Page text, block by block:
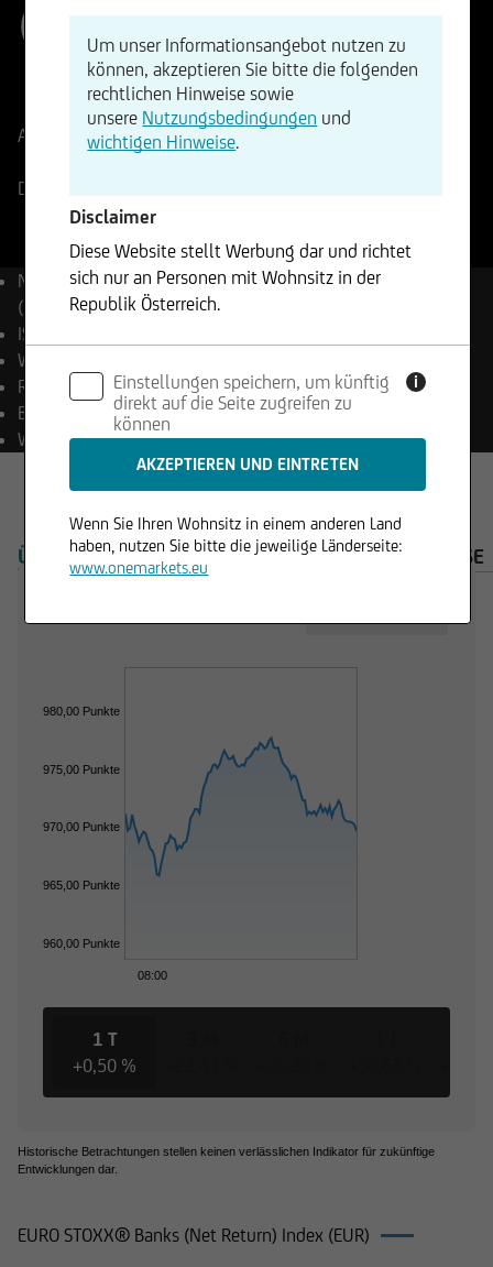
(EUR)
EU0009658434
WKN
965843
Aktueller Stand971,64Punkte
Änderung
Deutsche Börse
Name
EURO STOXX® Banks
(Net Return) Index (EUR)
ISIN
WKN
Reuters
.SX7T
Bloomberg
SX7T Index
Währung EUR
ÜBERSICHT PRODUKTE WICHTIGE HINWEISE
08:00
960,00 Punkte
965,00 Punkte
970,00 Punkte
975,00 Punkte
980,00 Punkte
1 T
+0,50 %
Historische Betrachtungen stellen keinen verlässlichen Indikator für zukünftige
Entwicklungen dar.
EURO STOXX® Banks (Net Return) Index (EUR)
Um unser Informationsangebot nutzen zu
können, akzeptieren Sie bitte die folgenden
rechtlichen Hinweise sowie
unsere Nutzungsbedingungen und
wichtigen Hinweise.
Disclaimer
Diese Website stellt Werbung dar und richtet
sich nur an Personen mit Wohnsitz in der
Republik Österreich.
Angebot noch eine Aufforderung zum Kauf oder
Verkauf von Wertpapieren dar und dürfen nicht
in Rechtsordnungen genutzt werden, in denen
dies unzulässig ist.
Einstellungen speichern, um künftig
direkt auf die Seite zugreifen zu
können
i
Wenn Sie Ihren Wohnsitz in einem anderen Land
haben, nutzen Sie bitte die jeweilige Länderseite:
www.onemarkets.eu